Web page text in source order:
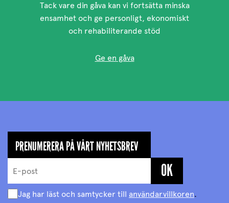
Tack vare din gåva kan vi fortsätta minska
ensamhet och ge personligt, ekonomiskt
och rehabiliterande stöd
Ge en gåva
PRENUMERERA PÅ VÅRT NYHETSBREV
Jag har läst och samtycker till användarvillkoren.